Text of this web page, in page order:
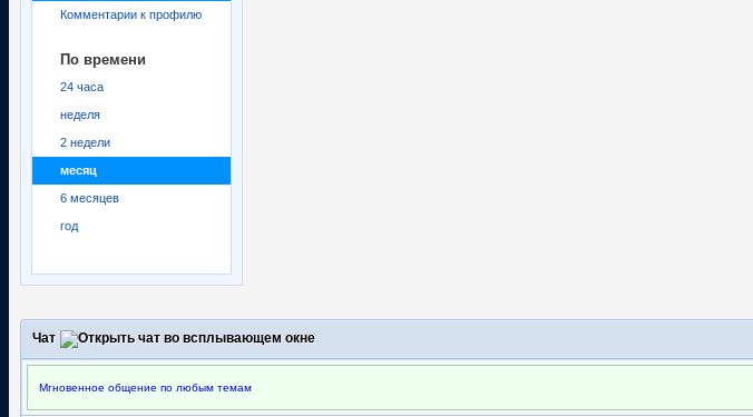
Комментарии к профилю
По времени
24 часа
неделя
2 недели
месяц
6 месяцев
год
Чат
Мгновенное общение по любым темам